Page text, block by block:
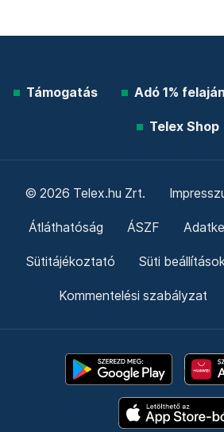
Támogatás Adó 1%
Telex Shop
© 2026 Telex.hu Zrt.
Átláthatóság ÁSZF
Sütitájékoztató Süti
Kommentelési szabályzat